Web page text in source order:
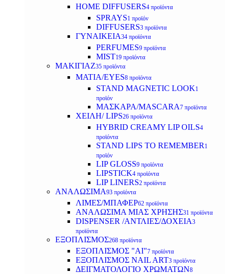
HOME DIFFUSERS4 προϊόντα
SPRAYS1 προϊόν
DIFFUSERS3 προϊόντα
ΓΥΝΑΙΚΕΙΑ34 προϊόντα
PERFUMES9 προϊόντα
MIST19 προϊόντα
ΜΑΚΙΓΙΑΖ35 προϊόντα
ΜΑΤΙΑ/EYES8 προϊόντα
STAND MAGNETIC LOOK1
προϊόν
ΜΑΣΚΑΡΑ/MASCARA7 προϊόντα
ΧΕΙΛΗ/ LIPS26 προϊόντα
HYBRID CREAMY LIP OILS4
προϊόντα
STAND LIPS TO REMEMBER 1
προϊόν
LIP GLOSS9 προϊόντα
LIPSTICK4 προϊόντα
LIP LINERS2 προϊόντα
ΑΝΑΛΩΣΙΜΑ93 προϊόντα
ΛΙΜΕΣ/ΜΠΑΦΕΡ62 προϊόντα
ΑΝΑΛΩΣΙΜΑ ΜΙΑΣ ΧΡΗΣΗΣ31 προϊόντα
DISPENSER /ΑΝΤΛΙΕΣ/ΔΟΧΕΙΑ3
προϊόντα
ΕΞΟΠΛΙΣΜΟΣ268 προϊόντα
ΕΞΟΠΛΙΣΜΟΣ "AI"7 προϊόντα
ΕΞΟΠΛΙΣΜΟΣ NAIL ART3 προϊόντα
ΔΕΙΓΜΑΤΟΛΟΓΙΟ ΧΡΩΜΑΤΩΝ8